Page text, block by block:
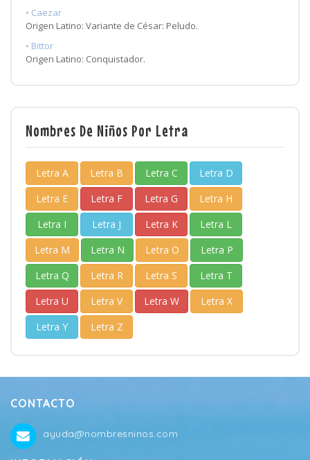
• Caezar
Origen Latino: Variante de César: Peludo.
• Bittor
Origen Latino: Conquistador.
Nombres De Niños Por Letra
Letra A Letra B Letra C
Letra D
Letra E
Letra F Letra G
Letra H
Letra I
Letra J Letra K
Letra L
Letra M
Letra N Letra O
Letra P
Letra Q
Letra R Letra S
Letra T
Letra U
Letra V Letra W
Letra X
Letra Y
Letra Z
CONTACTO
ayuda@nombresninos.com